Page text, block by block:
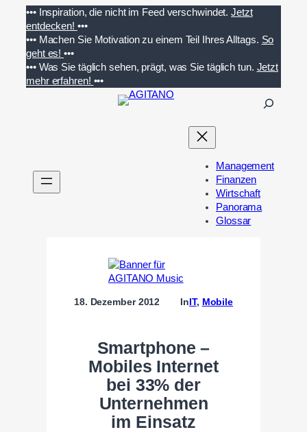
Inhalt
springen
••• Inspiration, die nicht im Feed verschwindet. Jetzt
entdecken! •••
••• Machen Sie Motivation zu einem Teil Ihres Alltags. So
geht es!•••
••• Was Sie täglich sehen, prägt, was Sie täglich tun. Jetzt
mehr erfahren! •••
n
Management
Finanzen
Wirtschaft
Panorama
Glossar
18. Dezember 2012 InIT, Mobile
Smartphone –
Mobiles Internet
bei 33% der
Unternehmen
im Einsatz